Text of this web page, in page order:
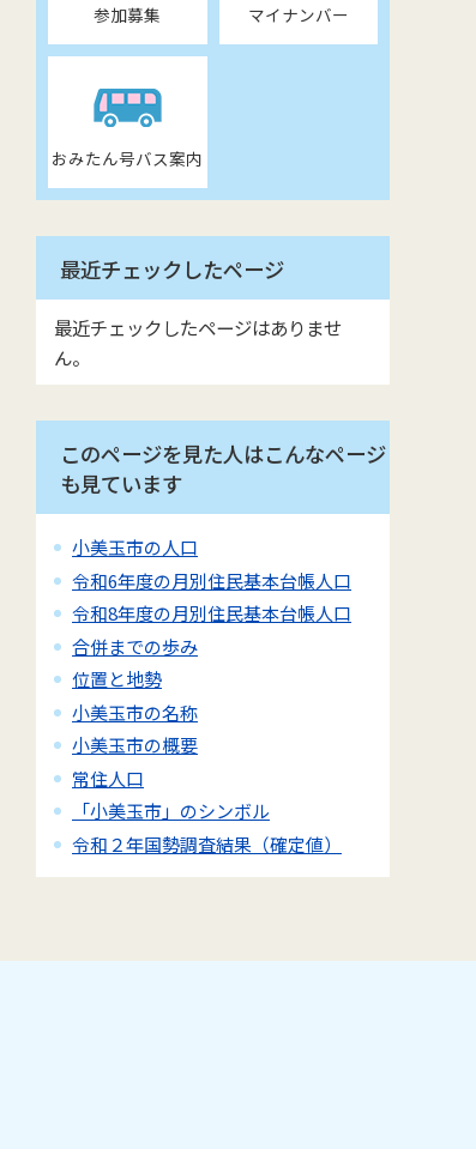
参加募集 マイナンバー
おみたん号バス案内
最近チェックしたページ
最近チェックしたページはありませ
ん。
このページを見た人はこんなページ
も見ています
小美玉市の人口
令和6年度の月別住民基本台帳人口
令和8年度の月別住民基本台帳人口
合併までの歩み
位置と地勢
小美玉市の名称
小美玉市の概要
常住人口
「小美玉市」のシンボル
令和２年国勢調査結果（確定値）